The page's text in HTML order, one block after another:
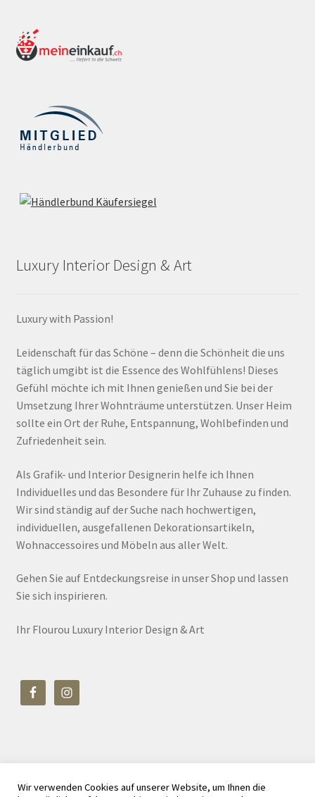
Luxury Interior Design & Art
Luxury with Passion!
Leidenschaft für das Schöne – denn die Schönheit die uns
täglich umgibt ist die Essence des Wohlfühlens! Dieses
Gefühl möchte ich mit Ihnen genießen und Sie bei der
Umsetzung Ihrer Wohnträume unterstützen. Unser Heim
sollte ein Ort der Ruhe, Entspannung, Wohlbefinden und
Zufriedenheit sein.
Als Grafik- und Interior Designerin helfe ich Ihnen
Individuelles und das Besondere für Ihr Zuhause zu finden.
Wir sind ständig auf der Suche nach hochwertigen,
individuellen, ausgefallenen Dekorationsartikeln,
Wohnaccessoires und Möbeln aus aller Welt.
Gehen Sie auf Entdeckungsreise in unser Shop und lassen
Sie sich inspirieren.
Ihr Flourou Luxury Interior Design & Art
© Flourou Luxury Interior Design & Art 2026
Wir verwenden Cookies auf unserer Website, um Ihnen die